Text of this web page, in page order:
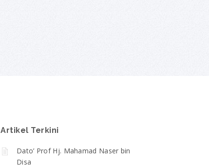
Artikel Terkini
Dato’ Prof Hj. Mahamad Naser bin
Disa